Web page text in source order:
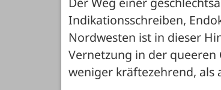
Indikationsschreiben,
Nordwesten ist in dieser
Vernetzung in der
weniger kräftezehrend, als